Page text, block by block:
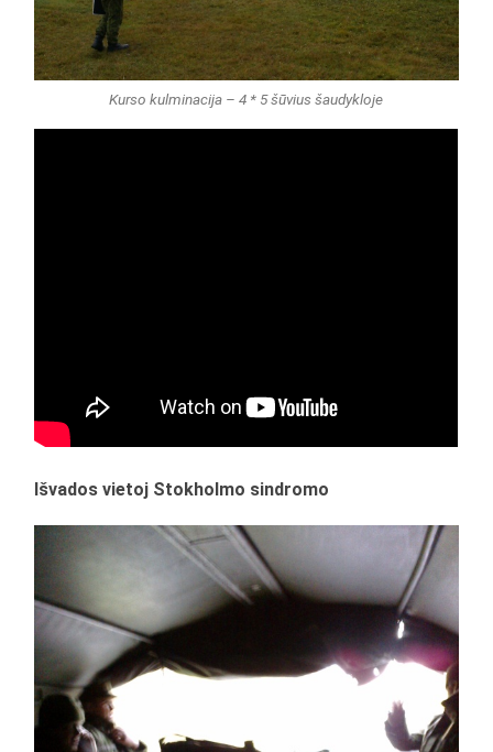
Kurso kulminacija – 4 * 5 šūvius šaudykloje
Išvados vietoj Stokholmo sindromo